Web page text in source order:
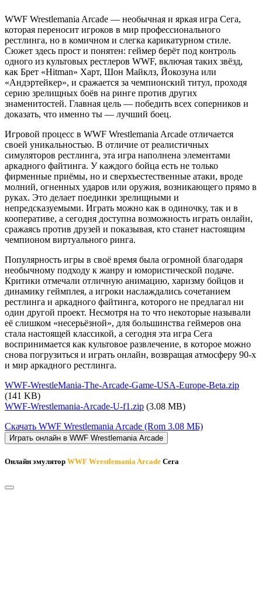
WWF Wrestlemania Arcade — необычная и яркая игра Сега,
которая переносит игроков в мир профессионального
рестлинга, но в комичном и слегка карикатурном стиле.
Сюжет здесь прост и понятен: геймер берёт под контроль
одного из культовых рестлеров WWF, включая таких звёзд,
как Брет «Hitman» Харт, Шон Майклз, Йокозуна или
«Андэртейкер», и сражается за чемпионский титул, проходя
серию зрелищных боёв на ринге против других
знаменитостей. Главная цель — победить всех соперников и
доказать, что именно ты — лучший боец.
Игровой процесс в WWF Wrestlemania Arcade отличается
своей уникальностью. В отличие от реалистичных
симуляторов рестлинга, эта игра наполнена элементами
аркадного файтинга. У каждого бойца есть не только
фирменные приёмы, но и сверхъестественные атаки, вроде
молний, огненных ударов или оружия, возникающего прямо в
руках. Это делает поединки зрелищными и
непредсказуемыми. Играть можно как в одиночку, так и в
кооперативе, а сегодня доступна возможность играть онлайн,
сражаясь против друзей и показывая, кто станет настоящим
чемпионом виртуального ринга.
Популярность игры в своё время была огромной благодаря
необычному подходу к жанру и юмористической подаче.
Критики отмечали отличную анимацию, харизму бойцов и
динамику геймплея, а игроки наслаждались сочетанием
рестлинга и аркадного файтинга, которого не предлагал ни
один другой проект. Несмотря на то что некоторые называли
её слишком «несерьёзной», для большинства геймеров она
стала настоящей классикой, а сегодня эта игра Сега
воспринимается как культовое развлечение, в которое можно
снова погрузиться и играть онлайн, возвращая атмосферу 90-х
и мир аркадного рестлинга.
WWF-WrestleMania-The-Arcade-Game-USA-Europe-Beta.zip
(141 KB)
WWF-Wrestlemania-Arcade-U-f1.zip (3.08 MB)
Скачать WWF Wrestlemania Arcade (Rom 3.08 МБ)
Играть онлайн в WWF Wrestlemania Arcade
Онлайн эмулятор WWF Wrestlemania Arcade Сега